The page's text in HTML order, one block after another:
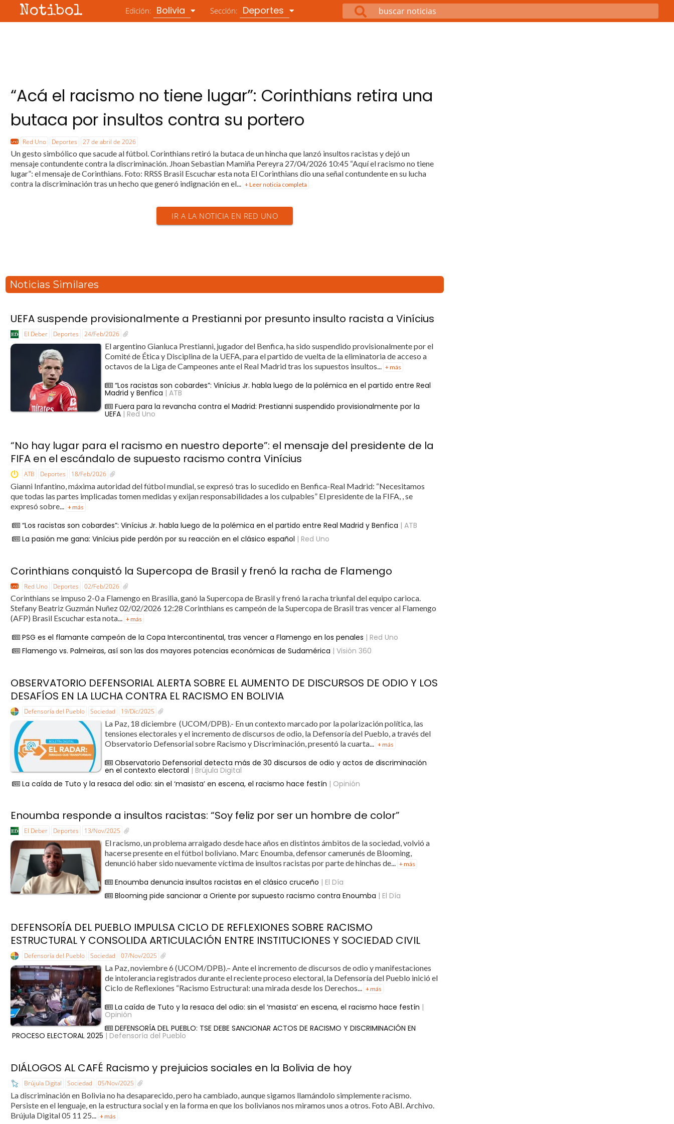
Notibol Edición: Bolivia Sección: Deportes
“Acá el racismo no tiene lugar”: Corinthians retira una
butaca por insultos contra su portero
Red Uno Deportes 27 de abril de 2026
Un gesto simbólico que sacude al fútbol. Corinthians retiró la butaca de un hincha que lanzó insultos racistas y dejó un
mensaje contundente contra la discriminación. Jhoan Sebastian Mamiña Pereyra 27/04/2026 10:45 “Aquí el racismo no tiene
lugar”: el mensaje de Corinthians. Foto: RRSS Brasil Escuchar esta nota El Corinthians dio una señal contundente en su lucha
contra la discriminación tras un hecho que generó indignación en el... + Leer noticia completa
IR A LA NOTICIA EN RED UNO
Noticias Similares
UEFA suspende provisionalmente a Prestianni por presunto insulto racista a Vinícius
El Deber Deportes 24/Feb/2026
El argentino Gianluca Prestianni, jugador del Benfica, ha sido suspendido provisionalmente por el
Comité de Ética y Disciplina de la UEFA, para el partido de vuelta de la eliminatoria de acceso a
octavos de la Liga de Campeones ante el Real Madrid tras los supuestos insultos...
+ más
“Los racistas son cobardes”: Vinícius Jr. habla luego de la polémica en el partido entre Real
Madrid y Benfica | ATB
Fuera para la revancha contra el Madrid: Prestianni suspendido provisionalmente por la
UEFA | Red Uno
“No hay lugar para el racismo en nuestro deporte”: el mensaje del presidente de la
FIFA en el escándalo de supuesto racismo contra Vinícius
ATB Deportes 18/Feb/2026
Gianni Infantino, máxima autoridad del fútbol mundial, se expresó tras lo sucedido en Benfica-Real Madrid: “Necesitamos
que todas las partes implicadas tomen medidas y exijan responsabilidades a los culpables” El presidente de la FIFA, , se
expresó sobre... + más
“Los racistas son cobardes”: Vinícius Jr. habla luego de la polémica en el partido entre Real Madrid y Benfica | ATB
La pasión me gana: Vinícius pide perdón por su reacción en el clásico español | Red Uno
Corinthians conquistó la Supercopa de Brasil y frenó la racha de Flamengo
Red Uno Deportes 02/Feb/2026
Corinthians se impuso 2-0 a Flamengo en Brasilia, ganó la Supercopa de Brasil y frenó la racha triunfal del equipo carioca.
Stefany Beatriz Guzmán Nuñez 02/02/2026 12:28 Corinthians es campeón de la Supercopa de Brasil tras vencer al Flamengo
(AFP) Brasil Escuchar esta nota... + más
PSG es el flamante campeón de la Copa Intercontinental, tras vencer a Flamengo en los penales | Red Uno
Flamengo vs. Palmeiras, así son las dos mayores potencias económicas de Sudamérica | Visión 360
OBSERVATORIO DEFENSORIAL ALERTA SOBRE EL AUMENTO DE DISCURSOS DE ODIO Y LOS
DESAFÍOS EN LA LUCHA CONTRA EL RACISMO EN BOLIVIA
Defensoría del Pueblo Sociedad 19/Dic/2025
La Paz, 18 diciembre (UCOM/DPB).- En un contexto marcado por la polarización política, las
tensiones electorales y el incremento de discursos de odio, la Defensoría del Pueblo, a través del
Observatorio Defensorial sobre Racismo y Discriminación, presentó la cuarta...
+ más
Observatorio Defensorial detecta más de 30 discursos de odio y actos de discriminación
en el contexto electoral | Brújula Digital
La caída de Tuto y la resaca del odio: sin el ‘masista’ en escena, el racismo hace festín | Opinión
Enoumba responde a insultos racistas: “Soy feliz por ser un hombre de color”
El Deber Deportes 13/Nov/2025
El racismo, un problema arraigado desde hace años en distintos ámbitos de la sociedad, volvió a
hacerse presente en el fútbol boliviano. Marc Enoumba, defensor camerunés de Blooming,
denunció haber sido nuevamente víctima de insultos racistas por parte de hinchas de... + más
Enoumba denuncia insultos racistas en el clásico cruceño | El Día
Blooming pide sancionar a Oriente por supuesto racismo contra Enoumba | El Día
DEFENSORÍA DEL PUEBLO IMPULSA CICLO DE REFLEXIONES SOBRE RACISMO
ESTRUCTURAL Y CONSOLIDA ARTICULACIÓN ENTRE INSTITUCIONES Y SOCIEDAD CIVIL
Defensoría del Pueblo Sociedad 07/Nov/2025
La Paz, noviembre 6 (UCOM/DPB).– Ante el incremento de discursos de odio y manifestaciones
de intolerancia registrados durante el reciente proceso electoral, la Defensoría del Pueblo inició el
Ciclo de Reflexiones “Racismo Estructural: una mirada desde los Derechos... + más
La caída de Tuto y la resaca del odio: sin el ‘masista’ en escena, el racismo hace festín |
Opinión
DEFENSORÍA DEL PUEBLO: TSE DEBE SANCIONAR ACTOS DE RACISMO Y DISCRIMINACIÓN EN
PROCESO ELECTORAL 2025 | Defensoría del Pueblo
DIÁLOGOS AL CAFÉ Racismo y prejuicios sociales en la Bolivia de hoy
Brújula Digital Sociedad 05/Nov/2025
La discriminación en Bolivia no ha desaparecido, pero ha cambiado, aunque sigamos llamándolo simplemente racismo.
Persiste en el lenguaje, en la estructura social y en la forma en que los bolivianos nos miramos unos a otros. Foto ABI. Archivo.
Brújula Digital 05 11 25...
+ más